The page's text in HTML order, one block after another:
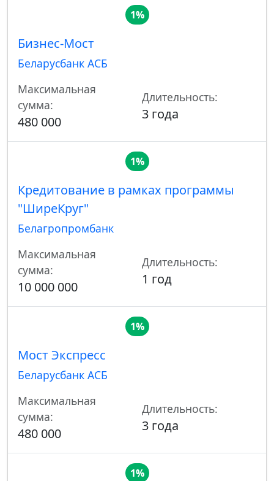
1%
Бизнес-Мост
Беларусбанк АСБ
Максимальная
сумма:
480 000
Длительность:
3 года
1%
Кредитование в рамках программы
"ШиреКруг"
Белагропромбанк
Максимальная
сумма:
10 000 000
Длительность:
1 год
1%
Мост Экспресс
Беларусбанк АСБ
Максимальная
сумма:
480 000
Длительность:
3 года
1%